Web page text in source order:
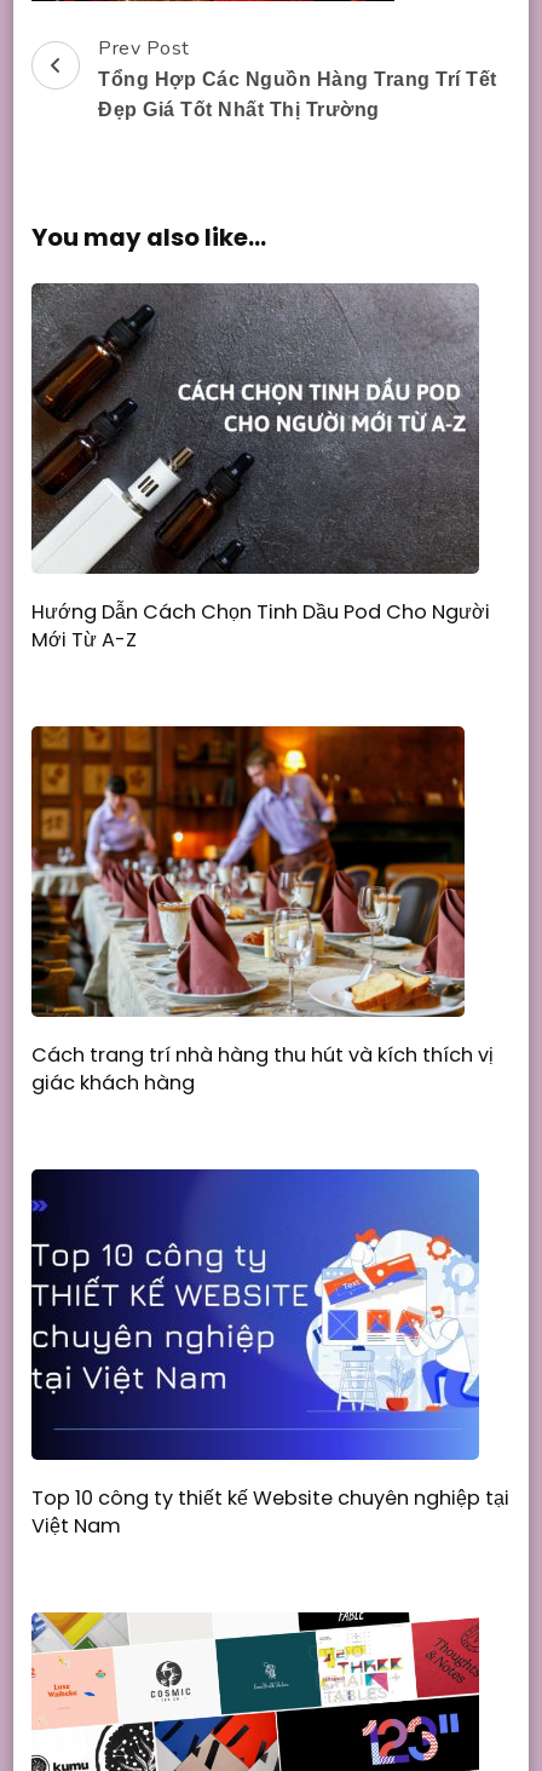
Post
Navigation
Prev Post
Tổng Hợp Các Nguồn Hàng Trang Trí Tết
Đẹp Giá Tốt Nhất Thị Trường
You may also like...
Hướng Dẫn Cách Chọn Tinh Dầu Pod Cho Người
Mới Từ A-Z
Cách trang trí nhà hàng thu hút và kích thích vị
giác khách hàng
Top 10 công ty thiết kế Website chuyên nghiệp tại
Việt Nam